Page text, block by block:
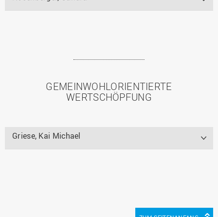
GEMEINWOHLORIENTIERTE
WERTSCHÖPFUNG
Griese, Kai Michael